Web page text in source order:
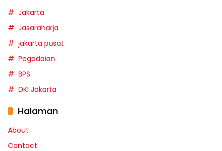
Jakarta
Jasaraharja
jakarta pusat
Pegadaian
BPS
DKI Jakarta
Halaman
About
Contact